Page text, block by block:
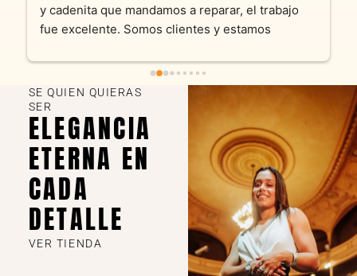
y cadenita que mandamos a reparar, el trabajo
fue excelente. Somos clientes y estamos
SE QUIEN QUIERAS
SER
ELEGANCIA
ETERNA EN
CADA
DETALLE
VER TIENDA